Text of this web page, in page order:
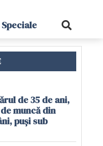
de 35 de ani,
muncă din
puși sub